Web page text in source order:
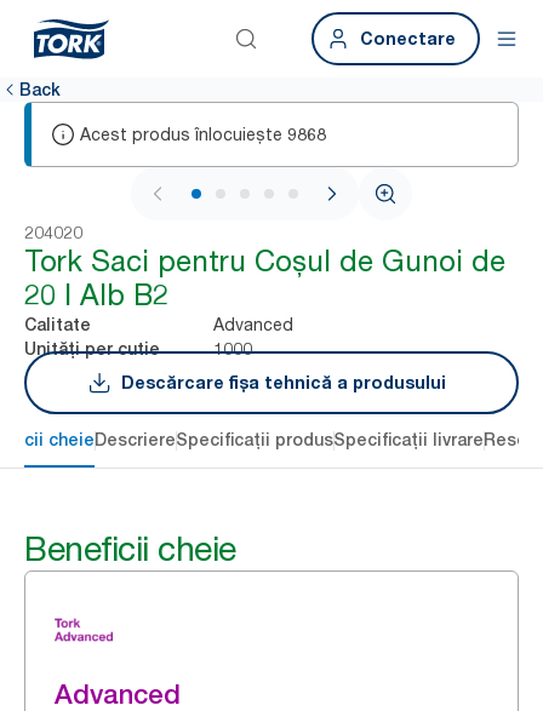
Conectare
Back
Acest produs înlocuiește 9868
1 / 5
204020
Tork Saci pentru Coșul de Gunoi de
20 l Alb B2
Calitate Advanced
Unități per cutie
1000
Descărcare fișa tehnică a produsului
cheieDescriereSpecificații produsSpecificații livrare
Beneficii cheie
Advanced